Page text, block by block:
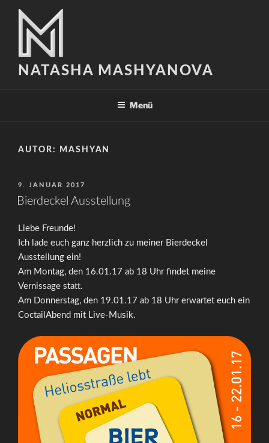
springen
NATASHA MASHYANOVA
Menü
AUTOR: MASHYAN
VERÖFFENTLICHT
AM
9. JANUAR 2017
Bierdeckel Ausstellung
Liebe Freunde!
Ich lade euch ganz herzlich zu meiner Bierdeckel
Ausstellung ein!
Am Montag, den 16.01.17 ab 18 Uhr findet meine
Vernissage statt.
Am Donnerstag, den 19.01.17 ab 18 Uhr erwartet euch ein
CoctailAbend mit Live-Musik.